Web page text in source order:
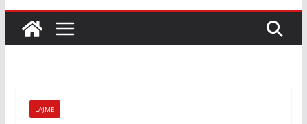
LAJME